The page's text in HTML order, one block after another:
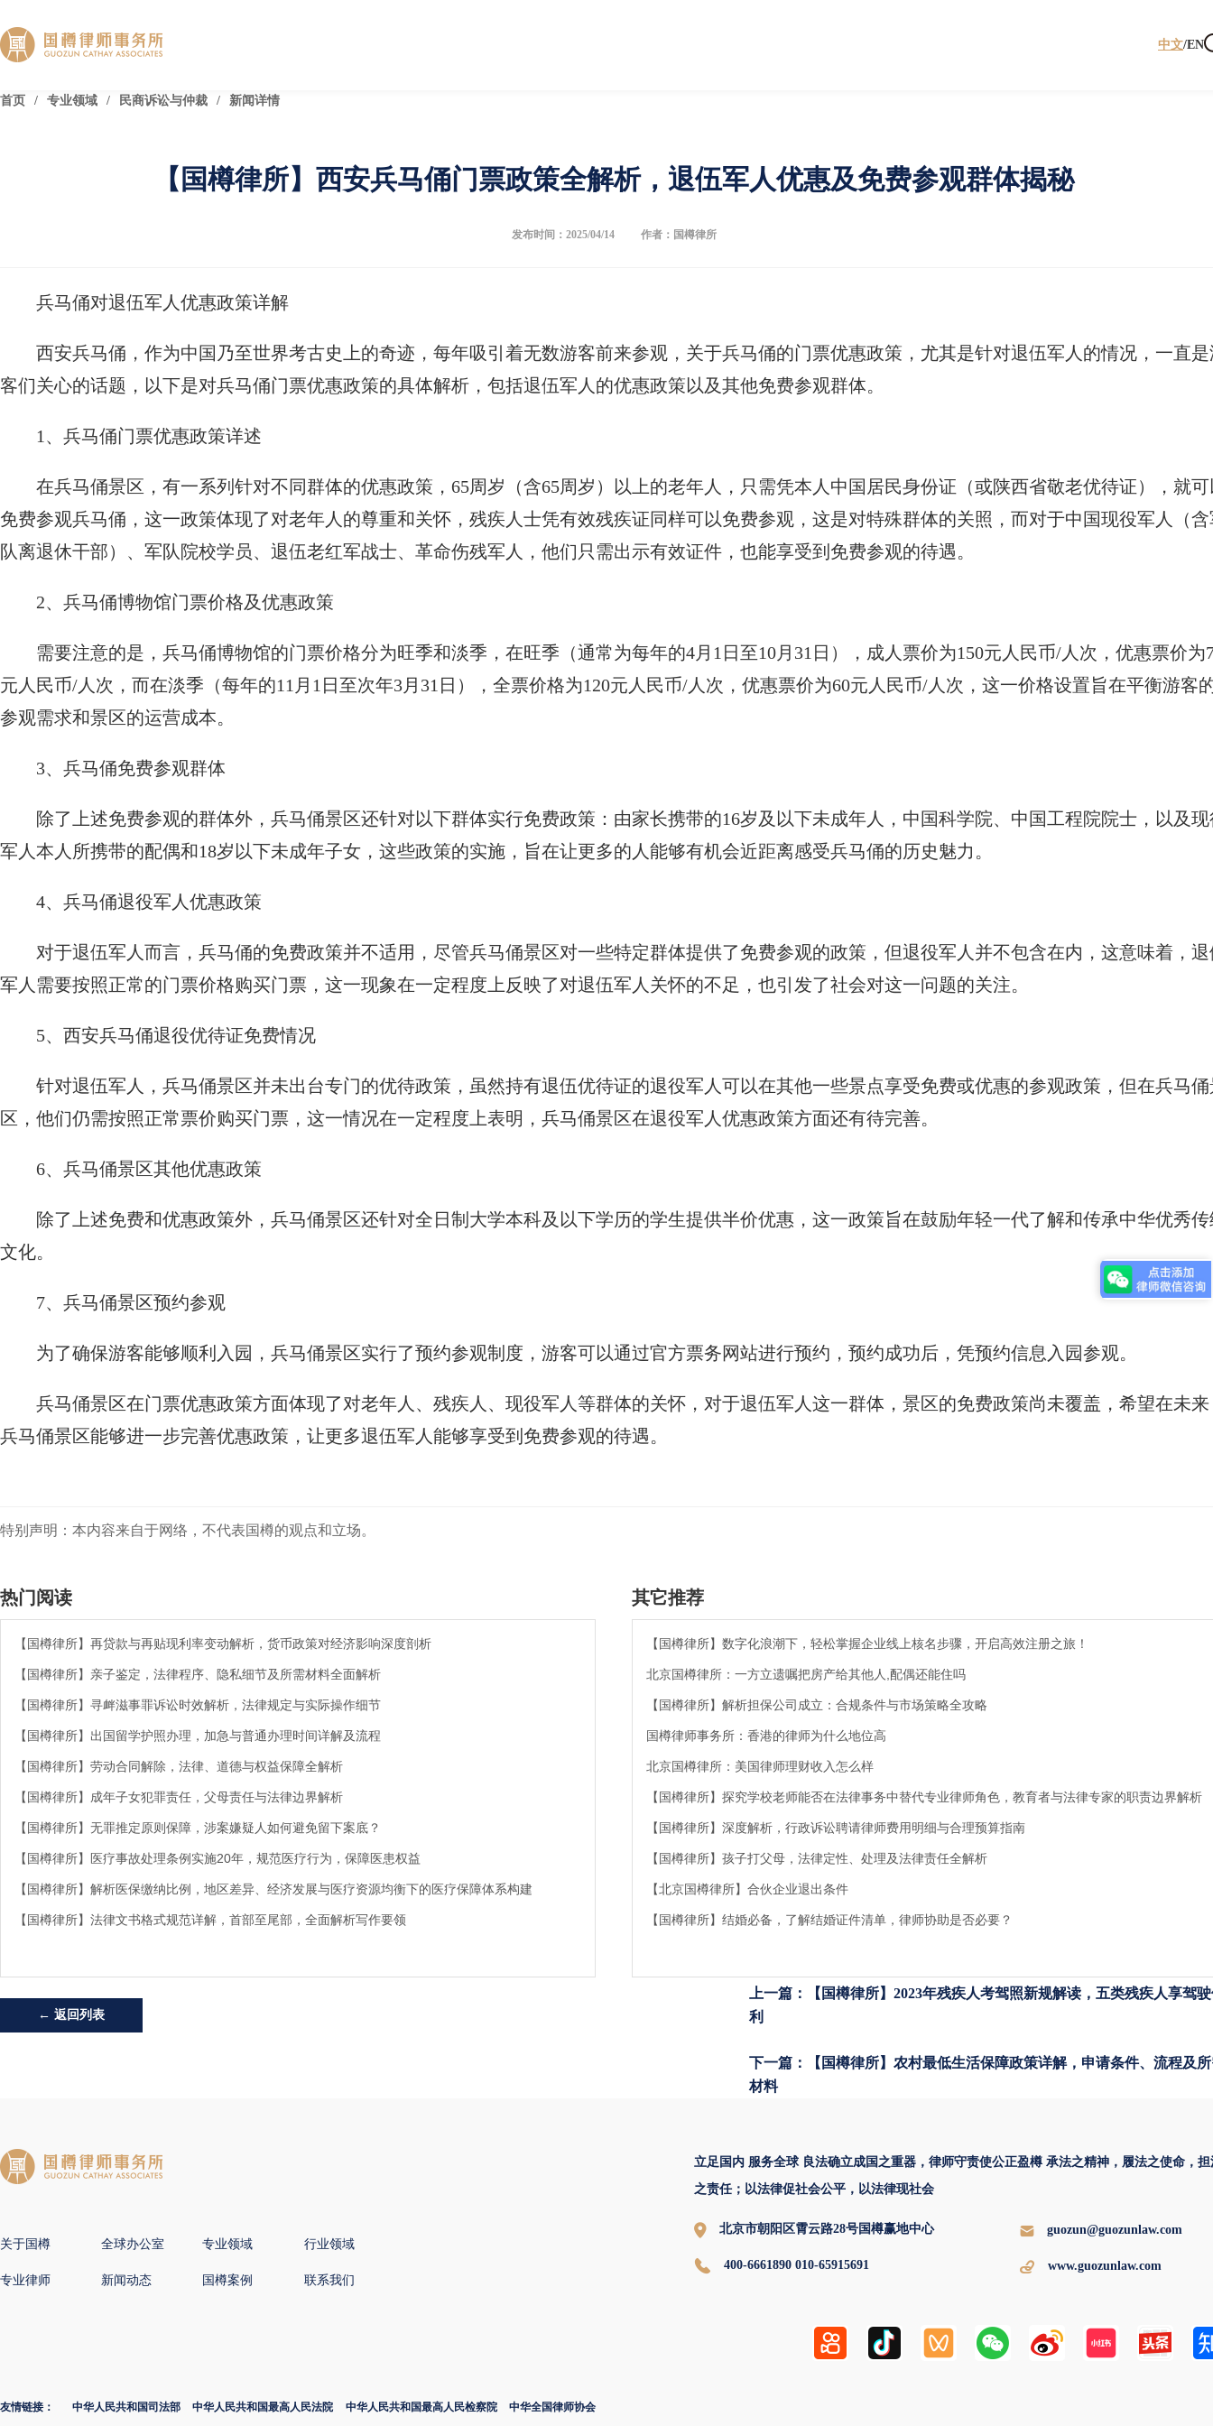
中文/EN
首页 / 专业领域 / 民商诉讼与仲裁 / 新闻详情
【国樽律所】西安兵马俑门票政策全解析，退伍军人优惠及免费参观群体揭秘
发布时间：2025/04/14 作者：国樽律所
兵马俑对退伍军人优惠政策详解
西安兵马俑，作为中国乃至世界考古史上的奇迹，每年吸引着无数游客前来参观，关于兵马俑的门票优惠政策，尤其是针对退伍军人的情况，一直是
客们关心的话题，以下是对兵马俑门票优惠政策的具体解析，包括退伍军人的优惠政策以及其他免费参观群体。
1、兵马俑门票优惠政策详述
在兵马俑景区，有一系列针对不同群体的优惠政策，65周岁（含65周岁）以上的老年人，只需凭本人中国居民身份证（或陕西省敬老优待证），就可
免费参观兵马俑，这一政策体现了对老年人的尊重和关怀，残疾人士凭有效残疾证同样可以免费参观，这是对特殊群体的关照，而对于中国现役军人（含
队离退休干部）、军队院校学员、退伍老红军战士、革命伤残军人，他们只需出示有效证件，也能享受到免费参观的待遇。
2、兵马俑博物馆门票价格及优惠政策
需要注意的是，兵马俑博物馆的门票价格分为旺季和淡季，在旺季（通常为每年的4月1日至10月31日），成人票价为150元人民币/人次，优惠票价为
元人民币/人次，而在淡季（每年的11月1日至次年3月31日），全票价格为120元人民币/人次，优惠票价为60元人民币/人次，这一价格设置旨在平衡游客
参观需求和景区的运营成本。
3、兵马俑免费参观群体
除了上述免费参观的群体外，兵马俑景区还针对以下群体实行免费政策：由家长携带的16岁及以下未成年人，中国科学院、中国工程院院士，以及现
军人本人所携带的配偶和18岁以下未成年子女，这些政策的实施，旨在让更多的人能够有机会近距离感受兵马俑的历史魅力。
4、兵马俑退役军人优惠政策
对于退伍军人而言，兵马俑的免费政策并不适用，尽管兵马俑景区对一些特定群体提供了免费参观的政策，但退役军人并不包含在内，这意味着，退
军人需要按照正常的门票价格购买门票，这一现象在一定程度上反映了对退伍军人关怀的不足，也引发了社会对这一问题的关注。
5、西安兵马俑退役优待证免费情况
针对退伍军人，兵马俑景区并未出台专门的优待政策，虽然持有退伍优待证的退役军人可以在其他一些景点享受免费或优惠的参观政策，但在兵马俑
区，他们仍需按照正常票价购买门票，这一情况在一定程度上表明，兵马俑景区在退役军人优惠政策方面还有待完善。
6、兵马俑景区其他优惠政策
除了上述免费和优惠政策外，兵马俑景区还针对全日制大学本科及以下学历的学生提供半价优惠，这一政策旨在鼓励年轻一代了解和传承中华优秀传
文化。
7、兵马俑景区预约参观
为了确保游客能够顺利入园，兵马俑景区实行了预约参观制度，游客可以通过官方票务网站进行预约，预约成功后，凭预约信息入园参观。
兵马俑景区在门票优惠政策方面体现了对老年人、残疾人、现役军人等群体的关怀，对于退伍军人这一群体，景区的免费政策尚未覆盖，希望在未来
兵马俑景区能够进一步完善优惠政策，让更多退伍军人能够享受到免费参观的待遇。
特别声明：本内容来自于网络，不代表国樽的观点和立场。
热门阅读
【国樽律所】再贷款与再贴现利率变动解析，货币政策对经济影响深度剖析
【国樽律所】亲子鉴定，法律程序、隐私细节及所需材料全面解析
【国樽律所】寻衅滋事罪诉讼时效解析，法律规定与实际操作细节
【国樽律所】出国留学护照办理，加急与普通办理时间详解及流程
【国樽律所】劳动合同解除，法律、道德与权益保障全解析
【国樽律所】成年子女犯罪责任，父母责任与法律边界解析
【国樽律所】无罪推定原则保障，涉案嫌疑人如何避免留下案底？
【国樽律所】医疗事故处理条例实施20年，规范医疗行为，保障医患权益
【国樽律所】解析医保缴纳比例，地区差异、经济发展与医疗资源均衡下的医疗保障体系构建
【国樽律所】法律文书格式规范详解，首部至尾部，全面解析写作要领
其它推荐
【国樽律所】数字化浪潮下，轻松掌握企业线上核名步骤，开启高效注册之旅！
北京国樽律所：一方立遗嘱把房产给其他人,配偶还能住吗
【国樽律所】解析担保公司成立：合规条件与市场策略全攻略
国樽律师事务所：香港的律师为什么地位高
北京国樽律所：美国律师理财收入怎么样
【国樽律所】探究学校老师能否在法律事务中替代专业律师角色，教育者与法律专家的职责边界解析
【国樽律所】深度解析，行政诉讼聘请律师费用明细与合理预算指南
【国樽律所】孩子打父母，法律定性、处理及法律责任全解析
【北京国樽律所】合伙企业退出条件
【国樽律所】结婚必备，了解结婚证件清单，律师协助是否必要？
← 返回列表
上一篇：【国樽律所】2023年残疾人考驾照新规解读，五类残疾人享驾
利
下一篇：【国樽律所】农村最低生活保障政策详解，申请条件、流程及
材料
关于国樽 全球办公室 专业领域 行业领域
专业律师 新闻动态 国樽案例 联系我们
友情链接： 中华人民共和国司法部 中华人民共和国最高人民法院 中华人民共和国最高人民检察院 中华全国律师协会
立足国内 服务全球 良法确立成国之重器，律师守责使公正盈樽 承法之精神，履法之使命，担
之责任；以法律促社会公平，以法律现社会
北京市朝阳区霄云路28号国樽赢地中心 guozun@guozunlaw.com
400-6661890 010-65915691 www.guozunlaw.com